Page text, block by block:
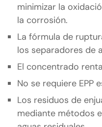
minimizar la
la corrosión.
La fórmula de
los separadores de
El concentrado
No se requiere EPP
Los residuos de
mediante métodos